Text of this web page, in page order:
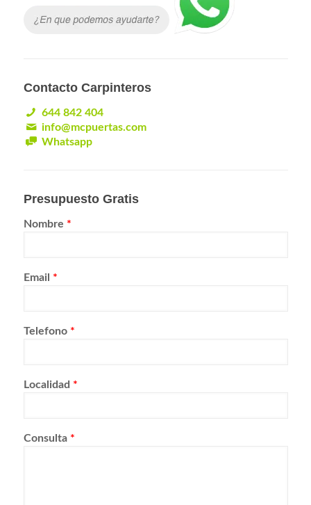
Contacto Carpinteros
644 842 404
info@mcpuertas.com
Whatsapp
Presupuesto Gratis
Nombre *
Email *
Telefono *
Localidad *
Consulta *